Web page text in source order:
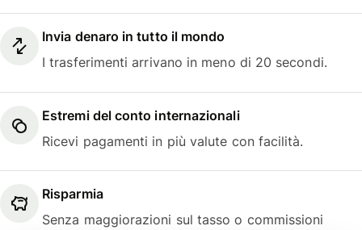
Invia denaro in tutto il mondo
I trasferimenti arrivano in meno di 20 secondi.
Estremi del conto internazionali
Ricevi pagamenti in più valute con facilità.
Risparmia
Senza maggiorazioni sul tasso o commissioni